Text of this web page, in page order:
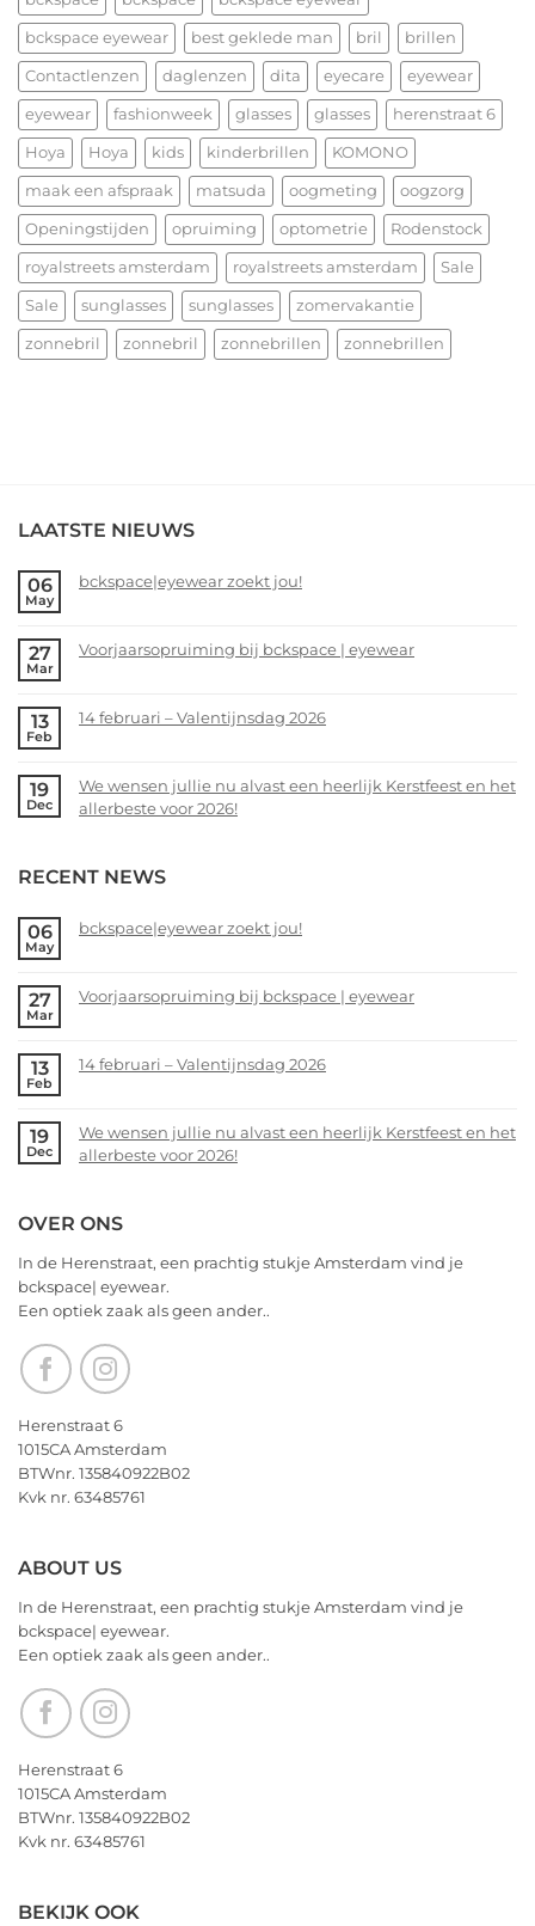
Kerstfeest
en
het
allerbeste
voor
2026!
functie
bckspace eyewear best geklede man bril brillen
Contactlenzen daglenzen dita eyecare eyewear
eyewear fashionweek glasses glasses herenstraat 6
Hoya Hoya kids kinderbrillen KOMONO
maak een afspraak matsuda oogmeting oogzorg
Openingstijden opruiming optometrie Rodenstock
royalstreets amsterdam royalstreets amsterdam Sale
Sale sunglasses sunglasses zomervakantie
zonnebril zonnebril zonnebrillen zonnebrillen
LAATSTE NIEUWS
06
May
bckspace|eyewear zoekt jou!
on
jou!
27
Mar
Voorjaarsopruiming bij bckspace | eyewear
on
bckspace
|
13
Feb
14 februari – Valentijnsdag 2026
on
14
Valentijnsdag
19
Dec
We wensen jullie nu alvast een heerlijk Kerstfeest en het
allerbeste voor 2026!
on
wensen
alvast
Kerstfeest
allerbeste
voor
RECENT NEWS
06
May
bckspace|eyewear zoekt jou!
on
jou!
27
Mar
Voorjaarsopruiming bij bckspace | eyewear
on
bckspace
|
13
Feb
14 februari – Valentijnsdag 2026
on
14
Valentijnsdag
19
Dec
We wensen jullie nu alvast een heerlijk Kerstfeest en het
allerbeste voor 2026!
on
wensen
jullie
nu
alvast
een
heerlijk
en
het
allerbeste
voor
OVER ONS
In de Herenstraat, een prachtig stukje Amsterdam vind je
bckspace| eyewear.
Een optiek zaak als geen ander..
Herenstraat 6
1015CA Amsterdam
BTWnr. 135840922B02
Kvk nr. 63485761
ABOUT US
In de Herenstraat, een prachtig stukje Amsterdam vind je
bckspace| eyewear.
Een optiek zaak als geen ander..
Herenstraat 6
1015CA Amsterdam
BTWnr. 135840922B02
Kvk nr. 63485761
BEKIJK OOK